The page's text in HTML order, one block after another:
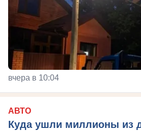
вчера в 10:04
АВТО
Куда ушли миллионы из